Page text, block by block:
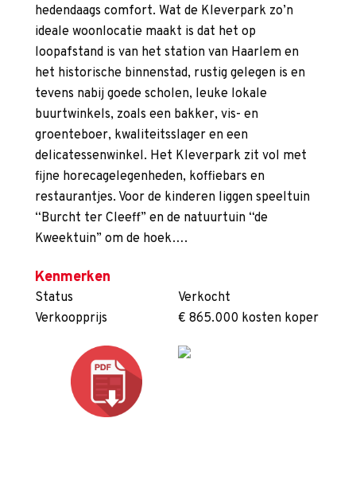
hedendaags comfort. Wat de Kleverpark zo’n
ideale woonlocatie maakt is dat het op
loopafstand is van het station van Haarlem en
het historische binnenstad, rustig gelegen is en
tevens nabij goede scholen, leuke lokale
buurtwinkels, zoals een bakker, vis- en
groenteboer, kwaliteitsslager en een
delicatessenwinkel. Het Kleverpark zit vol met
fijne horecagelegenheden, koffiebars en
restaurantjes. Voor de kinderen liggen speeltuin
“Burcht ter Cleeff” en de natuurtuin “de
Kweektuin” om de hoek….
Kenmerken
Status
Verkocht
Verkoopprijs
€ 865.000 kosten koper